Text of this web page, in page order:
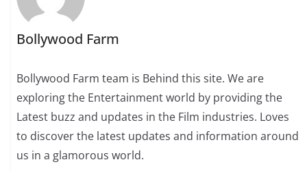
Bollywood Farm
Bollywood Farm team is Behind this site. We are
exploring the Entertainment world by providing the
Latest buzz and updates in the Film industries. Loves
to discover the latest updates and information around
us in a glamorous world.